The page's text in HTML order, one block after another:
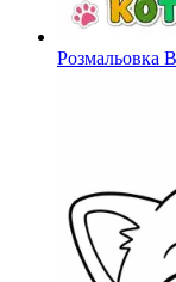
Розмальовка